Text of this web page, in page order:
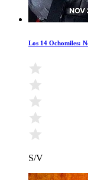
Los 14 Ochomiles:
S/V